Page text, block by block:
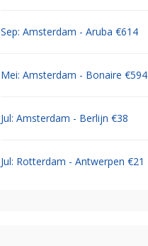
Sep: Amsterdam - Aruba €614
Mei: Amsterdam - Bonaire €594
Jul: Amsterdam - Berlijn €38
Jul: Rotterdam - Antwerpen €21